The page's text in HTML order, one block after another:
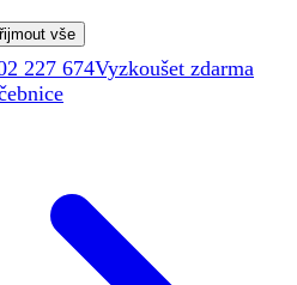
vše
227 674Vyzkoušet zdarma